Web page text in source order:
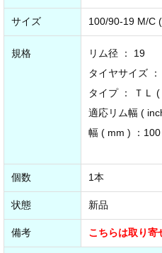
サイズ 100/90-19 M/C
規格
リム径 ： 19
タイヤサイズ
タイプ ： ＴＬ
適応リム幅 (
幅 ( mm ) ：100
個数 1本
状態 新品
備考 こちらは取り寄